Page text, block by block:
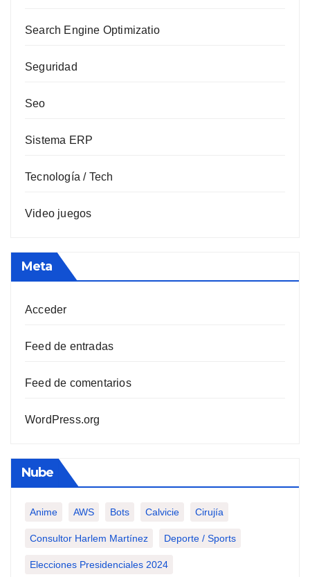
Search Engine Optimizatio
Seguridad
Seo
Sistema ERP
Tecnología / Tech
Video juegos
Meta
Acceder
Feed de entradas
Feed de comentarios
WordPress.org
Nube
Anime AWS Bots Calvicie Cirujía
Consultor Harlem Martínez Deporte / Sports
Elecciones Presidenciales 2024